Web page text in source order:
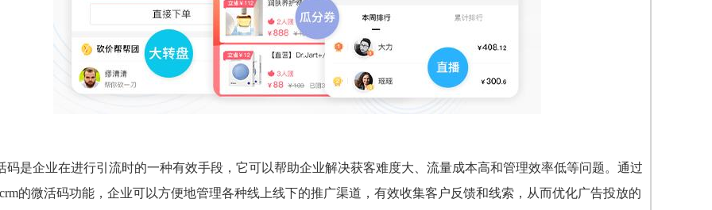
码是企业在进行引流时的一种有效手段，它可以帮助企业解决获客难度大、流量成本高和管理效率低等问题。通过
的微活码功能，企业可以方便地管理各种线上线下的推广渠道，有效收集客户反馈和线索，从而优化广告投放的